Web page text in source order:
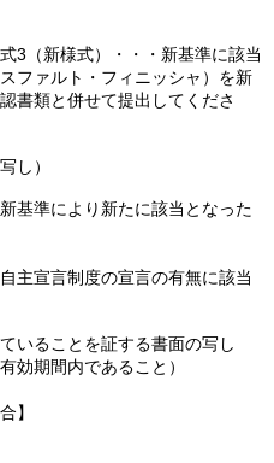
3（新様式）・・・新基準に該当
ファルト・フィニッシャ）を新
書類と併せて提出してくださ
し）
基準により新たに該当となった
主宣言制度の宣言の有無に該当
いることを証する書面の写し
効期間内であること）
】